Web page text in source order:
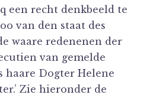
een recht denkbeeld te
van den staat des
waare redenenen der
van gemelde
haare Dogter Helene
Zie hieronder de